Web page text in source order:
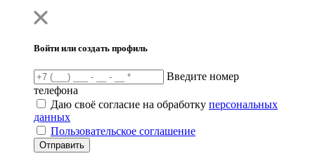
Войти или создать профиль
Введите номер
телефона
Даю своё согласие на обработку персональных
данных
Пользовательское соглашение
Отправить